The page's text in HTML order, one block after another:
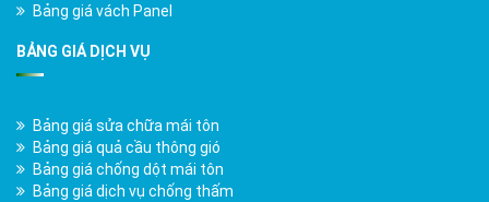
Bảng giá vách Panel
BẢNG GIÁ DỊCH VỤ
Bảng giá sửa chữa mái tôn
Bảng giá quả cầu thông gió
Bảng giá chống dột mái tôn
Bảng giá dịch vụ chống thấm